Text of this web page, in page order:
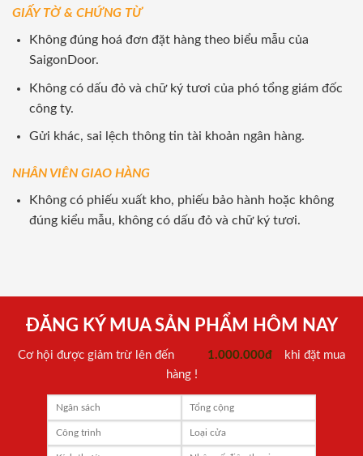
GIẤY TỜ & CHỨNG TỪ
Không đúng hoá đơn đặt hàng theo biểu mẫu của
SaigonDoor.
Không có dấu đỏ và chữ ký tươi của phó tổng giám đốc
công ty.
Gửi khác, sai lệch thông tin tài khoản ngân hàng.
NHÂN VIÊN GIAO HÀNG
Không có phiếu xuất kho, phiếu bảo hành hoặc không
đúng kiểu mẫu, không có dấu đỏ và chữ ký tươi.
ĐĂNG KÝ MUA SẢN PHẨM HÔM NAY
Cơ hội được giảm trừ lên đến 1.000.000đ
khi đặt mua
hàng !